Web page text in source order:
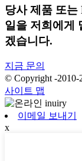
당사 제품 또는
일을 저희에게
겠습니다.
지금 문의
© Copyright -
사이트 맵
이메일 보내기
x